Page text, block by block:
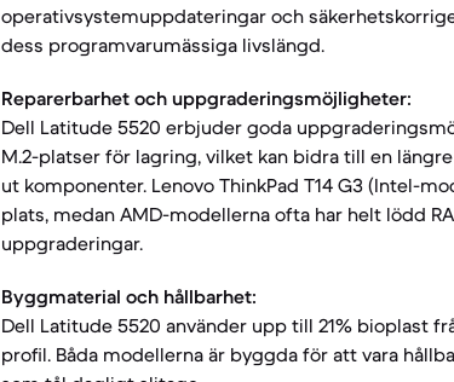
operativsystemuppdateringar och
dess programvarumässiga livslängd.
Reparerbarhet och uppgraderingsmöjligheter:
Dell Latitude 5520 erbjuder goda
M.2-platser för lagring, vilket kan bidra till en
ut komponenter. Lenovo ThinkPad T14 G3 (Intel-
plats, medan AMD-modellerna ofta har helt lödd
uppgraderingar.
Byggmaterial och hållbarhet:
Dell Latitude 5520 använder upp till 21% bioplast
profil. Båda modellerna är byggda för att vara